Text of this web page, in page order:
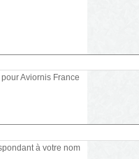
Aviornis France
à votre nom